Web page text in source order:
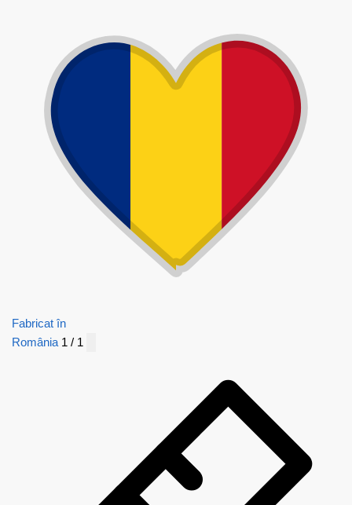
Fabricat în
România 1 / 1